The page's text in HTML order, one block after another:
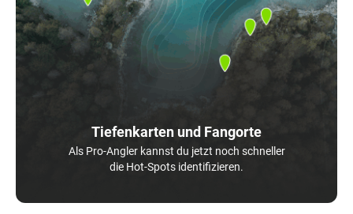
Tiefenkarten und Fangorte
Als Pro-Angler kannst du jetzt noch schneller
die Hot-Spots identifizieren.